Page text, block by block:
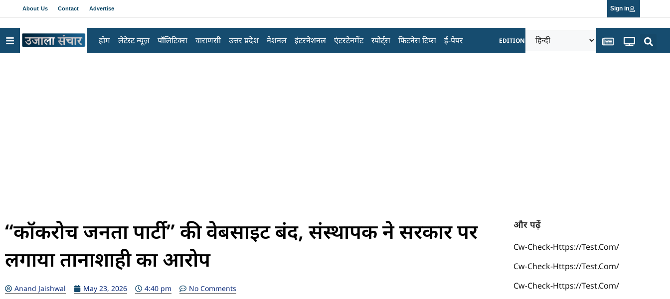
About Us Contact Advertise Sign in
होम लेटेस्ट न्यूज़ पॉलिटिक्स वाराणसी उत्तर प्रदेश नेशनल इंटरनेशनल एंटरटेनमेंट स्पोर्ट्स फिटनेस टिप्स ई-पेपर EDITION
“कॉकरोच जनता पार्टी” की वेबसाइट बंद, संस्थापक ने सरकार पर
लगाया तानाशाही का आरोप
Anand Jaishwal May 23, 2026 4:40 pm No Comments
और पढ़ें
Cw-Check-Https://test.com/
Cw-Check-Https://test.com/
Cw-Check-Https://test.com/